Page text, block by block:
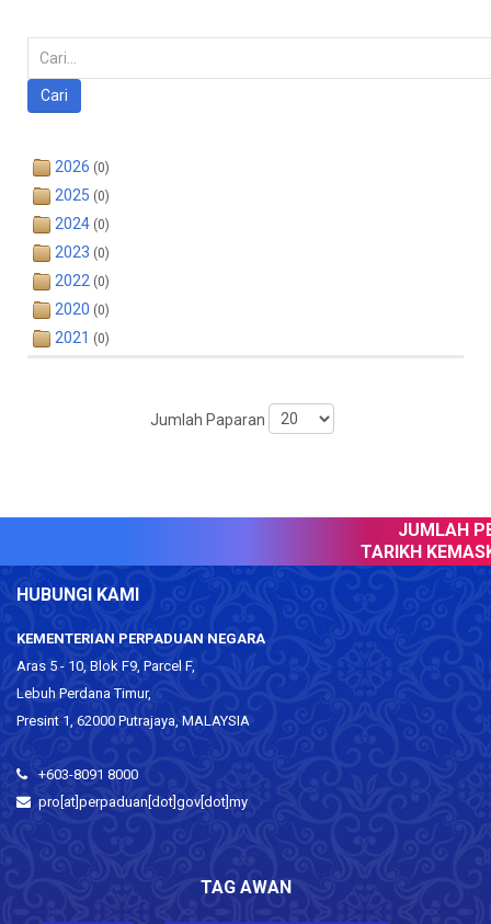
Carian
Cari
2026 (0)
2025 (0)
2024 (0)
2023 (0)
2022 (0)
2020 (0)
2021 (0)
Jumlah Paparan
JUMLAH
TARIKH
HUBUNGI KAMI
KEMENTERIAN PERPADUAN NEGARA
Aras 5 - 10, Blok F9, Parcel F,
Lebuh Perdana Timur,
Presint 1, 62000 Putrajaya, MALAYSIA
+603-8091 8000
pro[at]perpaduan[dot]gov[dot]my
TAG AWAN